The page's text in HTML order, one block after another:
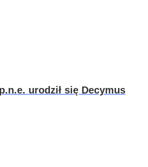
urodził się Decymus